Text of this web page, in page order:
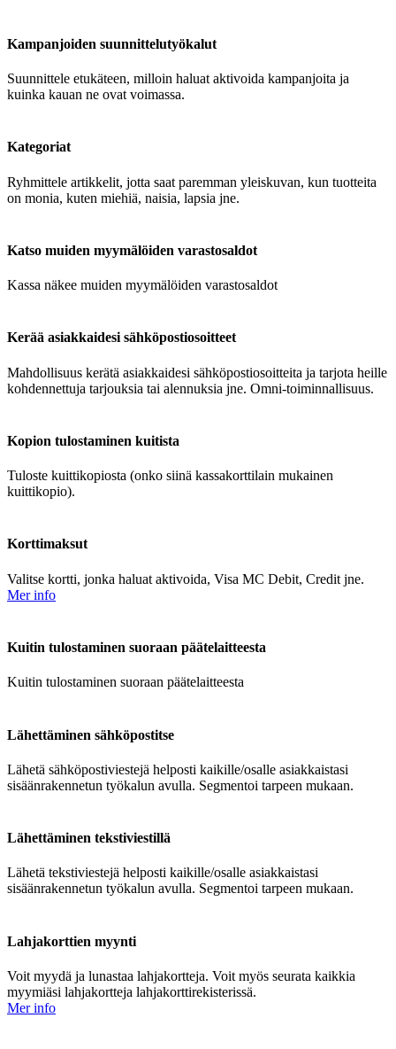
Kampanjoiden suunnittelutyökalut
Suunnittele etukäteen, milloin haluat aktivoida kampanjoita ja
kuinka kauan ne ovat voimassa.
Kategoriat
Ryhmittele artikkelit, jotta saat paremman yleiskuvan, kun tuotteita
on monia, kuten miehiä, naisia, lapsia jne.
Katso muiden myymälöiden varastosaldot
Kassa näkee muiden myymälöiden varastosaldot
Kerää asiakkaidesi sähköpostiosoitteet
Mahdollisuus kerätä asiakkaidesi sähköpostiosoitteita ja tarjota heille
kohdennettuja tarjouksia tai alennuksia jne. Omni-toiminnallisuus.
Kopion tulostaminen kuitista
Tuloste kuittikopiosta (onko siinä kassakorttilain mukainen
kuittikopio).
Korttimaksut
Valitse kortti, jonka haluat aktivoida, Visa MC Debit, Credit jne.
Mer info
Kuitin tulostaminen suoraan päätelaitteesta
Kuitin tulostaminen suoraan päätelaitteesta
Lähettäminen sähköpostitse
Lähetä sähköpostiviestejä helposti kaikille/osalle asiakkaistasi
sisäänrakennetun työkalun avulla. Segmentoi tarpeen mukaan.
Lähettäminen tekstiviestillä
Lähetä tekstiviestejä helposti kaikille/osalle asiakkaistasi
sisäänrakennetun työkalun avulla. Segmentoi tarpeen mukaan.
Lahjakorttien myynti
Voit myydä ja lunastaa lahjakortteja. Voit myös seurata kaikkia
myymiäsi lahjakortteja lahjakorttirekisterissä.
Mer info